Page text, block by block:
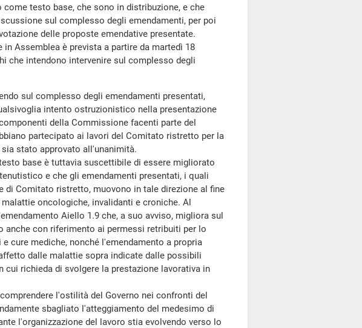
testo base, che sono in distribuzione, e che
sul complesso degli emendamenti, per poi
delle proposte emendative presentate.
Assemblea è prevista a partire da martedì 18
che intendono intervenire sul complesso degli
sul complesso degli emendamenti presentati,
intento ostruzionistico nella presentazione
della Commissione facenti parte del
partecipato ai lavori del Comitato ristretto per la
stato approvato all'unanimità.
base è tuttavia suscettibile di essere migliorato
e che gli emendamenti presentati, i quali
di Comitato ristretto, muovono in tale direzione al fine
oncologiche, invalidanti e croniche. Al
Aiello 1.9 che, a suo avviso, migliora sul
anche con riferimento ai permessi retribuiti per lo
cure mediche, nonché l'emendamento a propria
dalle malattie sopra indicate dalle possibili
richieda di svolgere la prestazione lavorativa in
l'ostilità del Governo nei confronti del
sbagliato l'atteggiamento del medesimo di
l'organizzazione del lavoro stia evolvendo verso lo